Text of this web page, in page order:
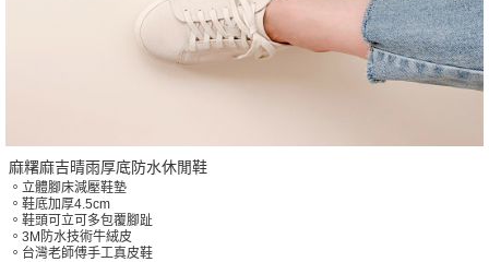
麻糬麻吉晴雨厚底防水休閒鞋
。立體腳床減壓鞋墊
。鞋底加厚4.5cm
。鞋頭可立可多包覆腳趾
。3M防水技術牛絨皮
。台灣老師傅手工真皮鞋